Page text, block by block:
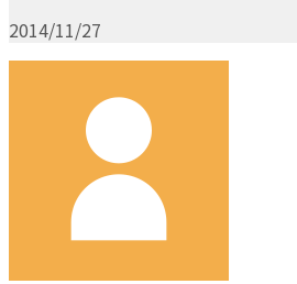
2014/11/27